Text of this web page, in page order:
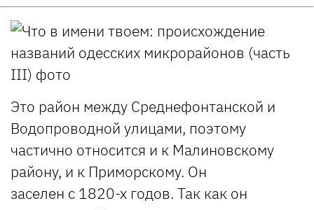
Это район между Среднефонтанской и
Водопроводной улицами, поэтому
частично относится и к Малиновскому
району, и к Приморскому. Он
заселен с 1820-х годов. Так как он